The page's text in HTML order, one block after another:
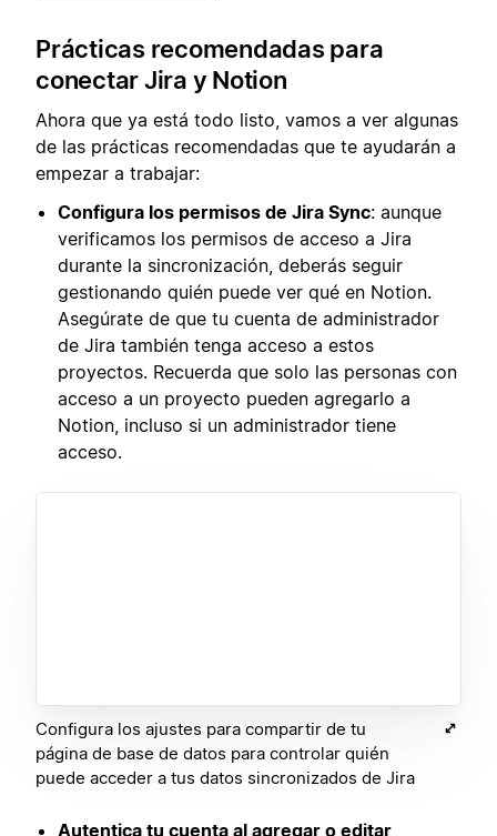
Prácticas recomendadas para
conectar Jira y Notion
Ahora que ya está todo listo, vamos a ver algunas
de las prácticas recomendadas que te ayudarán a
empezar a trabajar:
Configura los permisos de Jira Sync: aunque
verificamos los permisos de acceso a Jira
durante la sincronización, deberás seguir
gestionando quién puede ver qué en Notion.
Asegúrate de que tu cuenta de administrador
de Jira también tenga acceso a estos
proyectos. Recuerda que solo las personas con
acceso a un proyecto pueden agregarlo a
Notion, incluso si un administrador tiene
acceso.
Configura los ajustes para compartir de tu
página de base de datos para controlar quién
puede acceder a tus datos sincronizados de Jira
Autentica tu cuenta al agregar o editar